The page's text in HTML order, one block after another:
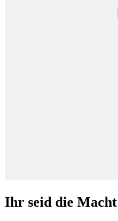
Ihr seid die Macht